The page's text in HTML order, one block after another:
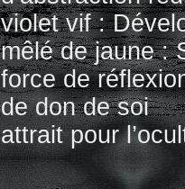
violet vif :
mêlé de jaune :
force de
de don de soi
attrait pour